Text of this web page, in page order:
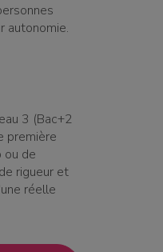
autonomie.
3 (Bac+2
première
ou de
rigueur et
réelle